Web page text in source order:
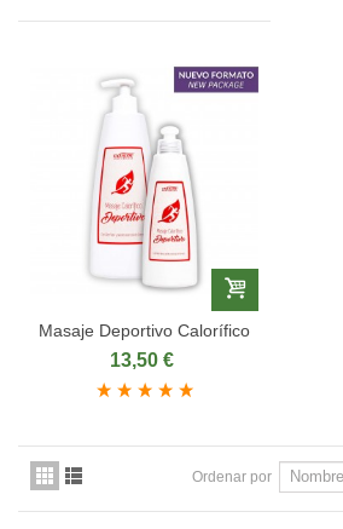
Masaje Deportivo Calorífico
13,50 €
Ordenar por